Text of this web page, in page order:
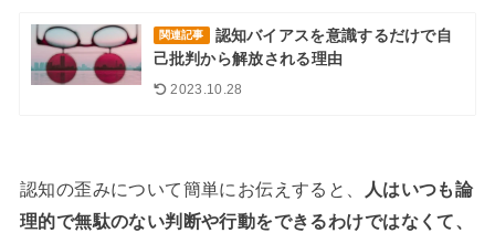
関連記事
認知バイアスを意識するだけで自
己批判から解放される理由
2023.10.28
認知の歪みについて簡単にお伝えすると、
人はいつも論
理的で無駄のない判断や行動をできるわけではなくて、